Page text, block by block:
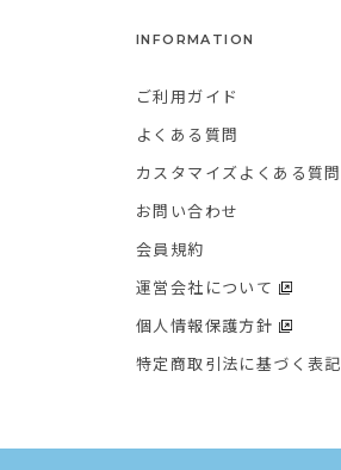
INFORMATION
ご利用ガイド
よくある質問
カスタマイズよくある質問
お問い合わせ
会員規約
運営会社について
個人情報保護方針
特定商取引法に基づく表記